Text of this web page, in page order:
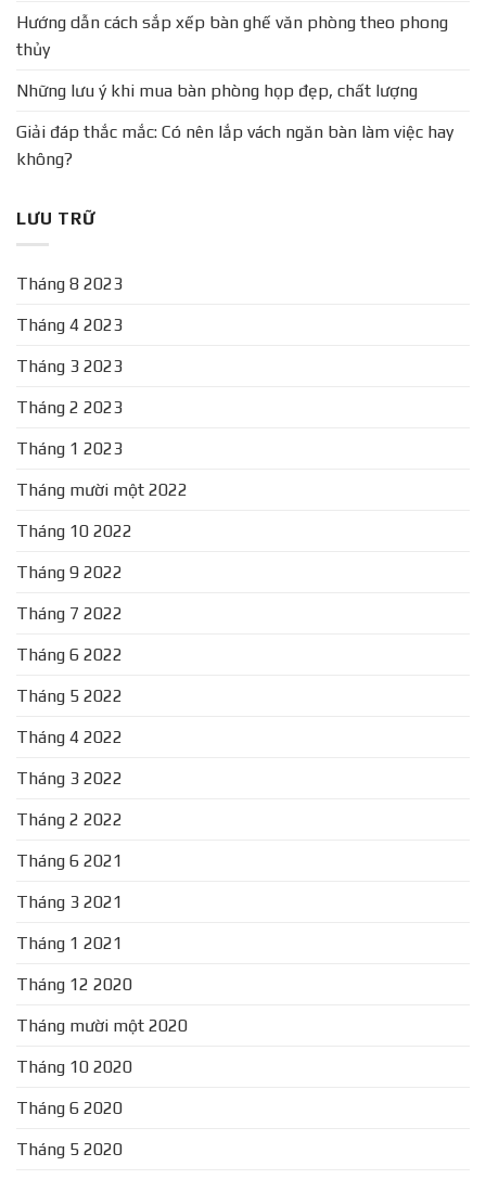
Hướng dẫn cách sắp xếp bàn ghế văn phòng theo phong
thủy
Những lưu ý khi mua bàn phòng họp đẹp, chất lượng
Giải đáp thắc mắc: Có nên lắp vách ngăn bàn làm việc hay
không?
LƯU TRỮ
Tháng 8 2023
Tháng 4 2023
Tháng 3 2023
Tháng 2 2023
Tháng 1 2023
Tháng mười một 2022
Tháng 10 2022
Tháng 9 2022
Tháng 7 2022
Tháng 6 2022
Tháng 5 2022
Tháng 4 2022
Tháng 3 2022
Tháng 2 2022
Tháng 6 2021
Tháng 3 2021
Tháng 1 2021
Tháng 12 2020
Tháng mười một 2020
Tháng 10 2020
Tháng 6 2020
Tháng 5 2020